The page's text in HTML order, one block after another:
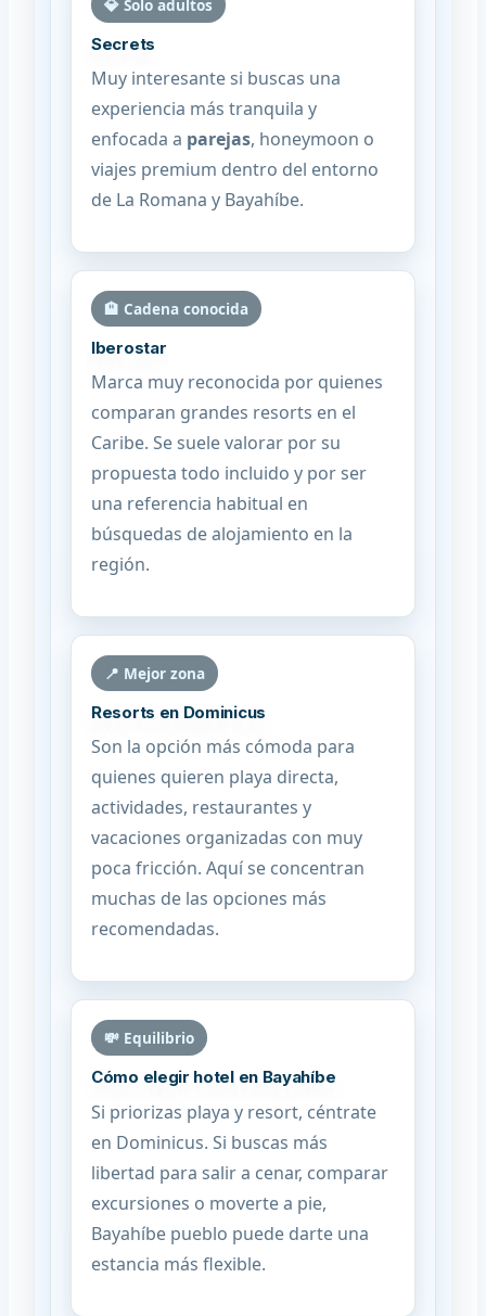
💎 Solo adultos
Secrets
Muy interesante si buscas una
experiencia más tranquila y
enfocada a parejas, honeymoon o
viajes premium dentro del entorno
de La Romana y Bayahíbe.
🏨 Cadena conocida
Iberostar
Marca muy reconocida por quienes
comparan grandes resorts en el
Caribe. Se suele valorar por su
propuesta todo incluido y por ser
una referencia habitual en
búsquedas de alojamiento en la
región.
📍 Mejor zona
Resorts en Dominicus
Son la opción más cómoda para
quienes quieren playa directa,
actividades, restaurantes y
vacaciones organizadas con muy
poca fricción. Aquí se concentran
muchas de las opciones más
recomendadas.
💸 Equilibrio
Cómo elegir hotel en Bayahíbe
Si priorizas playa y resort, céntrate
en Dominicus. Si buscas más
libertad para salir a cenar, comparar
excursiones o moverte a pie,
Bayahíbe pueblo puede darte una
estancia más flexible.